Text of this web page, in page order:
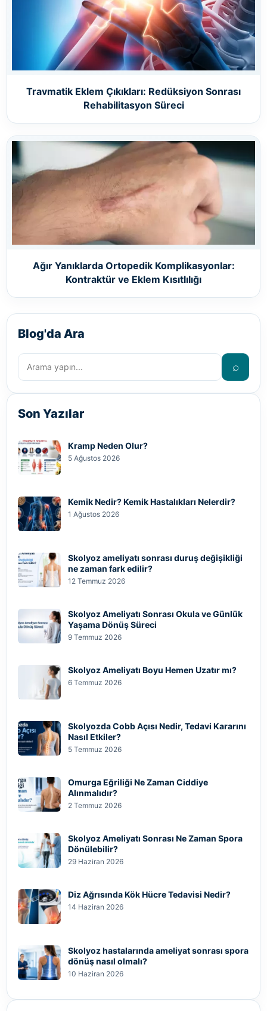
Travmatik Eklem Çıkıkları: Redüksiyon Sonrası
Rehabilitasyon Süreci
Ağır Yanıklarda Ortopedik Komplikasyonlar:
Kontraktür ve Eklem Kısıtlılığı
Blog'da Ara
⌕
Son Yazılar
Kramp Neden Olur?
5 Ağustos 2026
Kemik Nedir? Kemik Hastalıkları Nelerdir?
1 Ağustos 2026
Skolyoz ameliyatı sonrası duruş değişikliği
ne zaman fark edilir?
12 Temmuz 2026
Skolyoz Ameliyatı Sonrası Okula ve Günlük
Yaşama Dönüş Süreci
9 Temmuz 2026
Skolyoz Ameliyatı Boyu Hemen Uzatır mı?
6 Temmuz 2026
Skolyozda Cobb Açısı Nedir, Tedavi Kararını
Nasıl Etkiler?
5 Temmuz 2026
Omurga Eğriliği Ne Zaman Ciddiye
Alınmalıdır?
2 Temmuz 2026
Skolyoz Ameliyatı Sonrası Ne Zaman Spora
Dönülebilir?
29 Haziran 2026
Diz Ağrısında Kök Hücre Tedavisi Nedir?
14 Haziran 2026
Skolyoz hastalarında ameliyat sonrası spora
dönüş nasıl olmalı?
10 Haziran 2026